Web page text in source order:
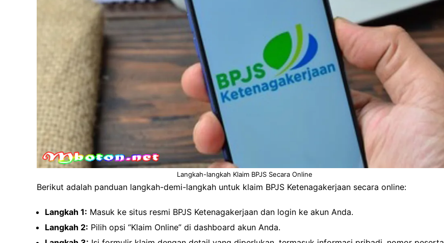
Langkah-langkah Klaim BPJS Secara Online
Berikut adalah panduan langkah-demi-langkah untuk klaim BPJS Ketenagakerjaan secara online:
Langkah 1: Masuk ke situs resmi BPJS Ketenagakerjaan dan login ke akun Anda.
Langkah 2: Pilih opsi “Klaim Online” di dashboard akun Anda.